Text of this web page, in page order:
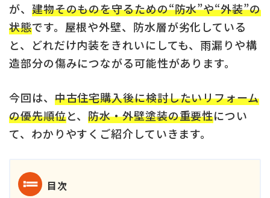
が、 建物そのものを守るための“防水”や“外装”の
状態です。屋根や外壁、防水層が劣化している
と、どれだけ内装をきれいにしても、雨漏りや構
造部分の傷みにつながる可能性があります。
今回は、 中古住宅購入後に検討したいリフォーム
の優先順位と、防水・外壁塗装の重要性につい
て、わかりやすくご紹介していきます。
目次